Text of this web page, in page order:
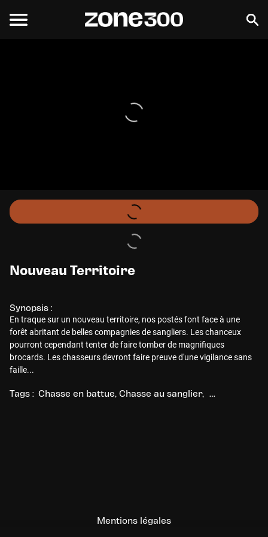
Nouveau Territoire
Synopsis :
En traque sur un nouveau territoire, nos postés font face à une
forêt abritant de belles compagnies de sangliers. Les chanceux
pourront cependant tenter de faire tomber de magnifiques
brocards. Les chasseurs devront faire preuve d'une vigilance sans
faille...
Tags : Chasse en battue Chasse au sanglier Chasse au
Mentions légales